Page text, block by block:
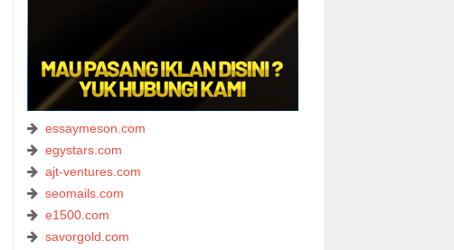
essaymeson.com
egystars.com
ajt-ventures.com
seomails.com
e1500.com
savorgold.com